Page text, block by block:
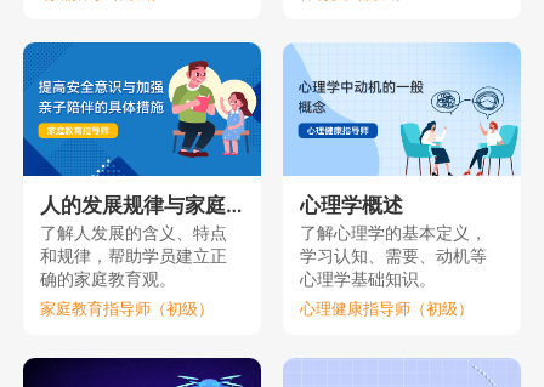
人的发展规律与家庭教育（上）
了解人发展的含义、特点
和规律，帮助学员建立正
确的家庭教育观。
家庭教育指导师（初级）
心理学概述
了解心理学的基本定义，
学习认知、需要、动机等
心理学基础知识。
心理健康指导师（初级）